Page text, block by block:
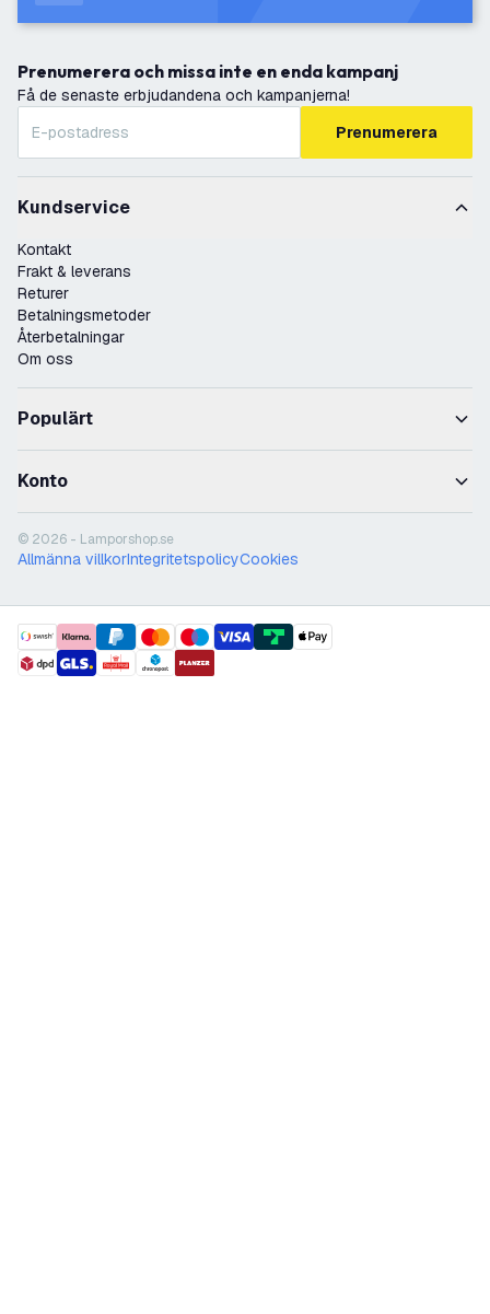
Prenumerera och missa inte en enda kampanj
Få de senaste erbjudandena och kampanjerna!
Prenumerera
Kundservice
Kontakt
Frakt & leverans
Returer
Betalningsmetoder
Återbetalningar
Om oss
Populärt
Konto
© 2026 - Lamporshop.se
Allmänna villkorIntegritetspolicyCookies
payment methods
shipment methods